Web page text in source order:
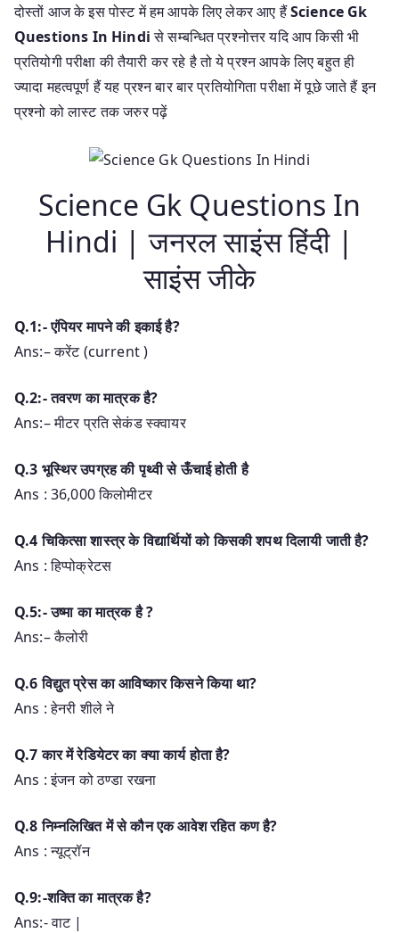
दोस्तों आज के इस पोस्ट में हम आपके लिए लेकर आए हैंScience Gk
Questions In Hindiसे सम्बन्धित प्रश्नोत्तर यदि आप किसी भी
प्रतियोगी परीक्षा की तैयारी कर रहे है तो ये प्रश्न आपके लिए बहुत ही
ज्यादा महत्वपूर्ण हैं यह प्रश्न बार बार प्रतियोगिता परीक्षा में पूछे जाते हैं इन
प्रश्नो को लास्ट तक जरुर पढ़ें
Science Gk Questions In
Hindi | जनरल साइंस हिंदी |
साइंस जीके
Q.1:- एंपियर मापने की इकाई है?
Ans:– करेंट (current )
Q.2:- तवरण का मात्रक है?
Ans:– मीटर प्रति सेकंड स्क्वायर
Q.3 भूस्थिर उपग्रह की पृथ्वी से ऊँचाई होती है
Ans : 36,000 किलोमीटर
Q.4 चिकित्सा शास्त्र के विद्यार्थियों को किसकी शपथ दिलायी जाती है?
Ans : हिप्पोक्रेटस
Q.5:- उष्मा का मात्रक है ?
Ans:– कैलोरी
Q.6 विद्युत प्रेस का आविष्कार किसने किया था?
Ans : हेनरी शीले ने
Q.7 कार में रेडियेटर का क्या कार्य होता है?
Ans : इंजन को ठण्डा रखना
Q.8 निम्नलिखित में से कौन एक आवेश रहित कण है?
Ans : न्यूट्रॉन
Q.9:-शक्ति का मात्रक है?
Ans:- वाट |